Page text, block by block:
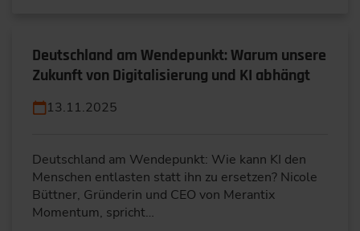
Deutschland am Wendepunkt: Warum unsere
Zukunft von Digitalisierung und KI abhängt
13.11.2025
Deutschland am Wendepunkt: Wie kann KI den
Menschen entlasten statt ihn zu ersetzen? Nicole
Büttner, Gründerin und CEO von Merantix
Momentum, spricht…